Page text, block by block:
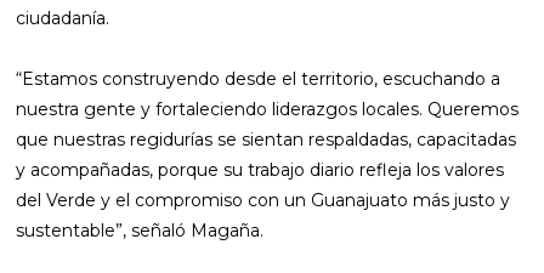
ciudadanía.
“Estamos construyendo desde el territorio, escuchando a
nuestra gente y fortaleciendo liderazgos locales. Queremos
que nuestras regidurías se sientan respaldadas, capacitadas
y acompañadas, porque su trabajo diario refleja los valores
del Verde y el compromiso con un Guanajuato más justo y
sustentable”, señaló Magaña.